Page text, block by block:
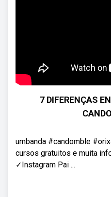
7 DIFERENÇAS
umbanda #candomble
cursos gratuitos e muita
✓Instagram Pai ...